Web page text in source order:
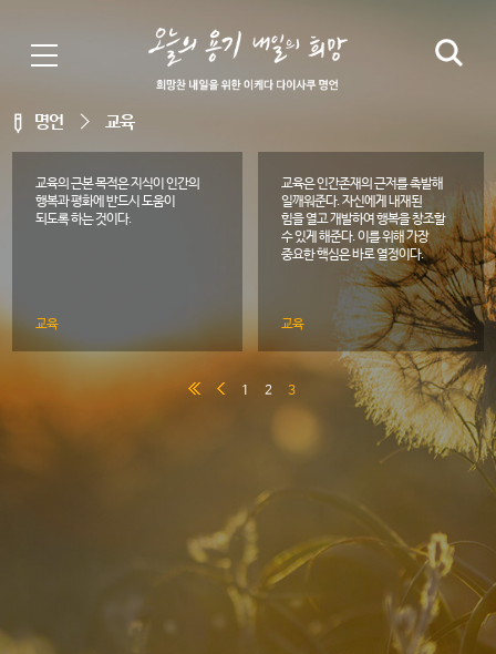
명언 교육
교육의 근본 목적은 지식이 인간의
행복과 평화에 반드시 도움이
되도록 하는 것이다.
교육
교육은 인간존재의 근저를 촉발해
일깨워준다. 자신에게 내재된
힘을 열고 개발하여 행복을 창조할
수 있게 해준다. 이를 위해 가장
중요한 핵심은 바로 열정이다.
교육
1 2 3